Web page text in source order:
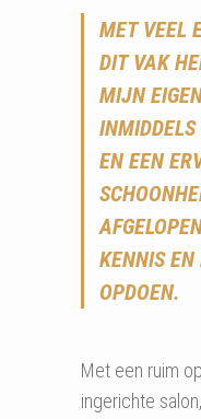
MET VEEL
DIT VAK
MIJN
INMIDDELS
EN EEN
KENNIS EN
OPDOEN.
Met een ruim
ingerichte